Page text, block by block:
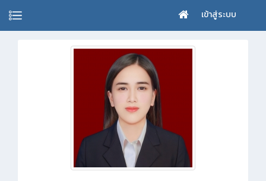
เข้าสู่ระบบ